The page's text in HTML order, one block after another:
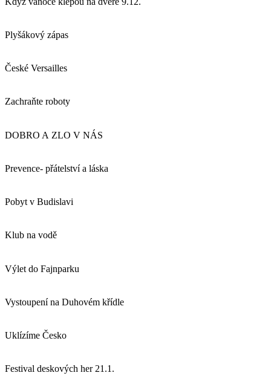
Plyšákový zápas
České Versailles
Zachraňte roboty
DOBRO A ZLO V NÁS
Prevence- přátelství a láska
Pobyt v Budislavi
Klub na vodě
Výlet do Fajnparku
Vystoupení na Duhovém křídle
Uklízíme Česko
Festival deskových her 21.1.